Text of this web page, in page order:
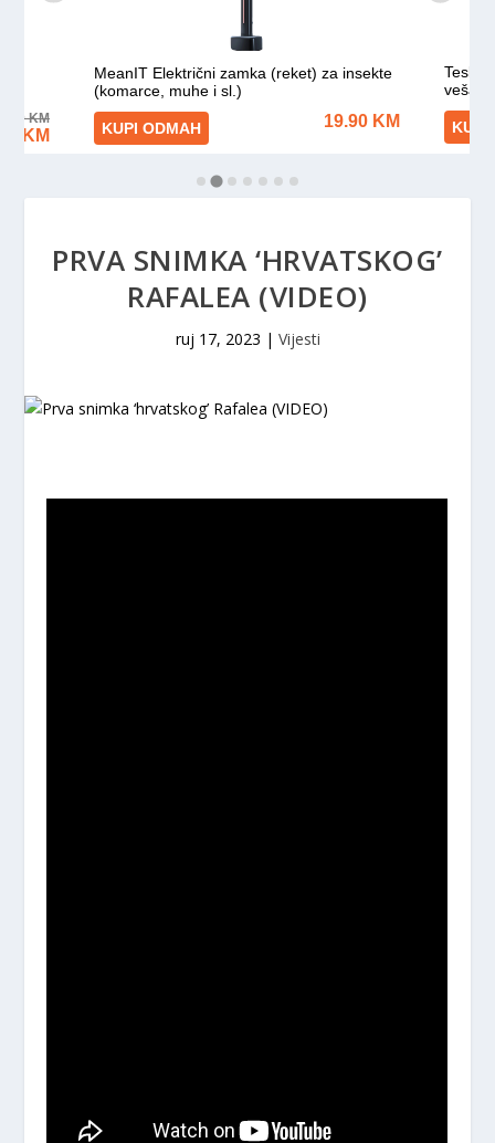
PRVA SNIMKA ‘HRVATSKOG’
RAFALEA (VIDEO)
ruj 17, 2023 | Vijesti